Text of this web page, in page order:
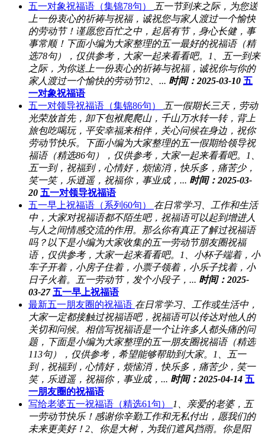
五一对象祝福语（集锦78句）
五一节到来之际，为您送
上一份衷心的祈祷与祝福，诚祝您与家人渡过一个愉快
的劳动节！谨愿您百忙之中，起居有节，身心长健，事
事常顺！下面小编为大家整理的五一最好的祝福语（精
选78句），仅供参考，大家一起来看看吧。1、五一到来
之际，为你送上一份衷心的祈祷与祝福，诚祝你与你的
家人渡过一个愉快的劳动节!2、... 时间：2025-03-10 五
一对象祝福语
五一对领导祝福语（集锦86句）
五一假期长三天，劳动
光荣放首先，卸下包袱爬爬山，千山万水转一转，背上
旅包吃喝玩，平安幸福来相伴，关心问候在身边，祝你
劳动节快乐。下面小编为大家整理的五一假期给领导祝
福语（精选86句），仅供参考，大家一起来看看吧。1、
五一到，祝福到，心情好，烦恼消，快乐多，痛苦少，
笑一笑，乐逍遥，祝福你，事业成，... 时间：2025-03-
20 五一对领导祝福语
五一早上祝福语（系列60句）
在日常学习、工作和生活
中，大家对祝福语都不陌生吧，祝福语可以起到增进人
与人之间情感交流的作用。那么你有真正了解过祝福语
吗？以下是小编为大家收集的五一劳动节朋友圈祝福
语，仅供参考，大家一起来看看吧。1、小杯子端着，小
车子开着，小房子住着，小票子领着，小乐子找着，小
日子火着。五一劳动节，发个小段子，... 时间：2025-
03-27 五一早上祝福语
最新五一朋友圈的祝福语 在日常学习、工作或生活中，
大家一定都接触过祝福语吧，祝福语可以传达对他人的
关切和问候。相信写祝福语是一个让许多人都头痛的问
题，下面是小编为大家整理的五一朋友圈祝福语（精选
113句），仅供参考，希望能够帮助到大家。1、五一
到，祝福到，心情好，烦恼消，快乐多，痛苦少，笑一
笑，乐逍遥，祝福你，事业成，... 时间：2025-04-14 五
一朋友圈的祝福语
写给老婆五一祝福语（精选61句）
1、亲爱的老婆，五
一劳动节快乐！感谢你辛勤工作和无私付出，愿我们的
未来更美好！2、你是大树，为我们遮风挡雨。你是阳